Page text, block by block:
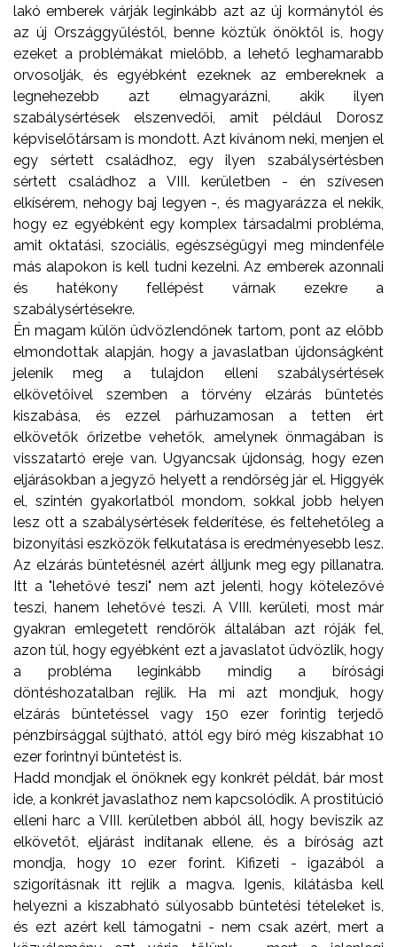
lakó emberek várják leginkább azt az új kormánytól és
az új Országgyűléstől, benne köztük önöktől is, hogy
ezeket a problémákat mielőbb, a lehető leghamarabb
orvosolják, és egyébként ezeknek az embereknek a
legnehezebb azt elmagyarázni, akik ilyen
szabálysértések elszenvedői, amit például Dorosz
képviselőtársam is mondott. Azt kívánom neki, menjen el
egy sértett családhoz, egy ilyen szabálysértésben
sértett családhoz a VIII. kerületben - én szívesen
elkísérem, nehogy baj legyen -, és magyarázza el nekik,
hogy ez egyébként egy komplex társadalmi probléma,
amit oktatási, szociális, egészségügyi meg mindenféle
más alapokon is kell tudni kezelni. Az emberek azonnali
és hatékony fellépést várnak ezekre a
szabálysértésekre.
Én magam külön üdvözlendőnek tartom, pont az előbb
elmondottak alapján, hogy a javaslatban újdonságként
jelenik meg a tulajdon elleni szabálysértések
elkövetőivel szemben a törvény elzárás büntetés
kiszabása, és ezzel párhuzamosan a tetten ért
elkövetők őrizetbe vehetők, amelynek önmagában is
visszatartó ereje van. Ugyancsak újdonság, hogy ezen
eljárásokban a jegyző helyett a rendőrség jár el. Higgyék
el, szintén gyakorlatból mondom, sokkal jobb helyen
lesz ott a szabálysértések felderítése, és feltehetőleg a
bizonyítási eszközök felkutatása is eredményesebb lesz.
Az elzárás büntetésnél azért álljunk meg egy pillanatra.
Itt a "lehetővé teszi" nem azt jelenti, hogy kötelezővé
teszi, hanem lehetővé teszi. A VIII. kerületi, most már
gyakran emlegetett rendőrök általában azt róják fel,
azon túl, hogy egyébként ezt a javaslatot üdvözlik, hogy
a probléma leginkább mindig a bírósági
döntéshozatalban rejlik. Ha mi azt mondjuk, hogy
elzárás büntetéssel vagy 150 ezer forintig terjedő
pénzbírsággal sújtható, attól egy bíró még kiszabhat 10
ezer forintnyi büntetést is.
Hadd mondjak el önöknek egy konkrét példát, bár most
ide, a konkrét javaslathoz nem kapcsolódik. A prostitúció
elleni harc a VIII. kerületben abból áll, hogy beviszik az
elkövetőt, eljárást indítanak ellene, és a bíróság azt
mondja, hogy 10 ezer forint. Kifizeti - igazából a
szigorításnak itt rejlik a magva. Igenis, kilátásba kell
helyezni a kiszabható súlyosabb büntetési tételeket is,
és ezt azért kell támogatni - nem csak azért, mert a